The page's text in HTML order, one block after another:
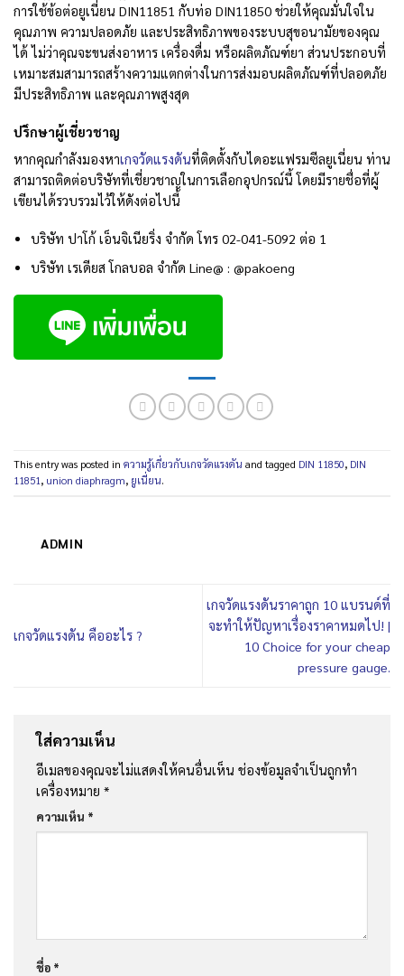
การใช้ข้อต่อยูเนี่ยน DIN11851 กับท่อ DIN11850 ช่วยให้คุณมั่นใจใน
คุณภาพ ความปลอดภัย และประสิทธิภาพของระบบสุขอนามัยของคุณ
ได้ ไม่ว่าคุณจะขนส่งอาหาร เครื่องดื่ม หรือผลิตภัณฑ์ยา ส่วนประกอบที่
เหมาะสมสามารถสร้างความแตกต่างในการส่งมอบผลิตภัณฑ์ที่ปลอดภัย
มีประสิทธิภาพ และคุณภาพสูงสุด
ปรึกษาผู้เชี่ยวชาญ
หากคุณกำลังมองหาเกจวัดแรงดันที่ติดตั้งกับไดอะแฟรมซีลยูเนี่ยน ท่าน
สามารถติดต่อบริษัทที่เชี่ยวชาญในการเลือกอุปกรณ์นี้ โดยมีรายชื่อที่ผู้
เขียนได้รวบรวมไว้ให้ดังต่อไปนี้
บริษัท ปาโก้ เอ็นจิเนียริ่ง จำกัด โทร 02-041-5092 ต่อ 1
บริษัท เรเดียส โกลบอล จำกัด Line@ : @pakoeng
This entry was posted in ความรู้เกี่ยวกับเกจวัดแรงดัน and tagged DIN 11850, DIN
11851 , union diaphragm, ยูเนี่ยน.
ADMIN
เกจวัดแรงดัน คืออะไร ?
เกจวัดแรงดันราคาถูก 10 แบรนด์ที่
จะทำให้ปัญหาเรื่องราคาหมดไป! |
10 Choice for your cheap
pressure gauge.
ใส่ความเห็น
อีเมลของคุณจะไม่แสดงให้คนอื่นเห็น ช่องข้อมูลจำเป็นถูกทำ
เครื่องหมาย *
ความเห็น *
ชื่อ *